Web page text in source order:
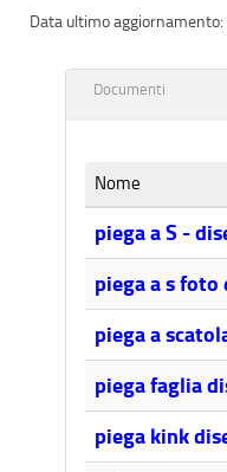
Documenti
Nome
piega a S -
piega a s
piega a
piega faglia
piega kink